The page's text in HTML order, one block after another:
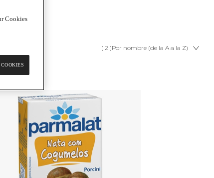
( 2 )Por nombre (de la A a la Z)
Cookies